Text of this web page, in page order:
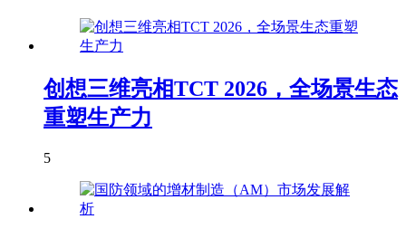
创想三维亮相TCT 2026，全场景生态
重塑生产力
5